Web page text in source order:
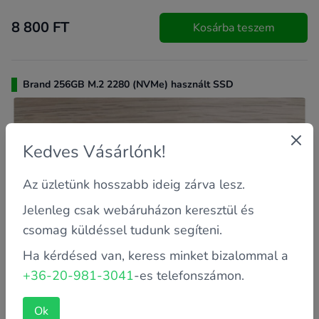
8 800 FT Kosárba teszem
Brand 256GB M.2 2280 (NVMe) használt SSD
Kedves Vásárlónk!
Az üzletünk hosszabb ideig zárva lesz.
Jelenleg csak webáruházon keresztül és
csomag küldéssel tudunk segíteni.
Ha kérdésed van, keress minket bizalommal a
+36-20-981-3041-es telefonszámon.
Ok